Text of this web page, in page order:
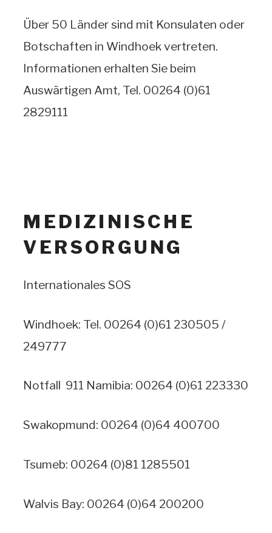
Über 50 Länder sind mit Konsulaten oder
Botschaften in Windhoek vertreten.
Informationen erhalten Sie beim
Auswärtigen Amt, Tel. 00264 (0)61
2829111
MEDIZINISCHE
VERSORGUNG
Internationales SOS
Windhoek: Tel. 00264 (0)61 230505 /
249777
Notfall 911 Namibia: 00264 (0)61 223330
Swakopmund: 00264 (0)64 400700
Tsumeb: 00264 (0)81 1285501
Walvis Bay: 00264 (0)64 200200